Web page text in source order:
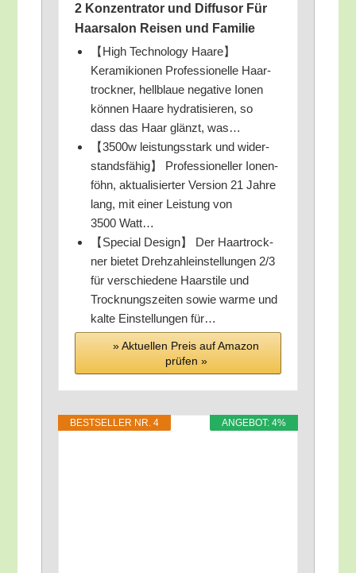
2 Kon­zen­tra­tor und Dif­fu­sor Für
Haar­sa­lon Rei­sen und Familie
【High Tech­no­lo­gy Haare】
Keramikionen Pro­fes­sio­nel­le Haar­
trock­ner, hell­blaue nega­ti­ve Ionen
kön­nen Haa­re hydra­ti­sie­ren, so
dass das Haar glänzt, was…
【3500w leis­tungs­stark und wider­
stands­fä­hig】 Pro­fes­sio­nel­ler Ionen­
föhn, aktua­li­sier­ter Ver­si­on 21 Jah­re
lang, mit einer Leis­tung von
3500 Watt…
【Spe­cial Design】 Der Haar­trock­
ner bie­tet Dreh­zahl­ein­stel­lun­gen 2/​3
für ver­schie­de­ne Haar­sti­le und
Trock­nungs­zei­ten sowie war­me und
kal­te Ein­stel­lun­gen für…
» Aktu­el­len Preis auf Ama­zon
prü­fen »
ANGE­BOT: 4%
BEST­SEL­LER NR. 4